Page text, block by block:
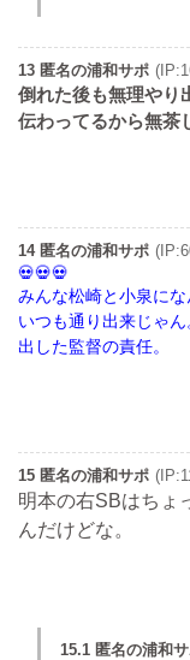
13 匿名の浦和サポ
倒れた後も無理やり
伝わってるから無茶
14 匿名の浦和サポ
みんな松崎と小泉に
いつも通り出来じゃん
出した監督の責任。
15 匿名の浦和サポ
明本の右SBはちょ
んだけどな。
15.1 匿名の浦和